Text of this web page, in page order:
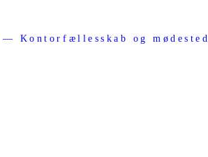
— Kontorfællesskab og mødested